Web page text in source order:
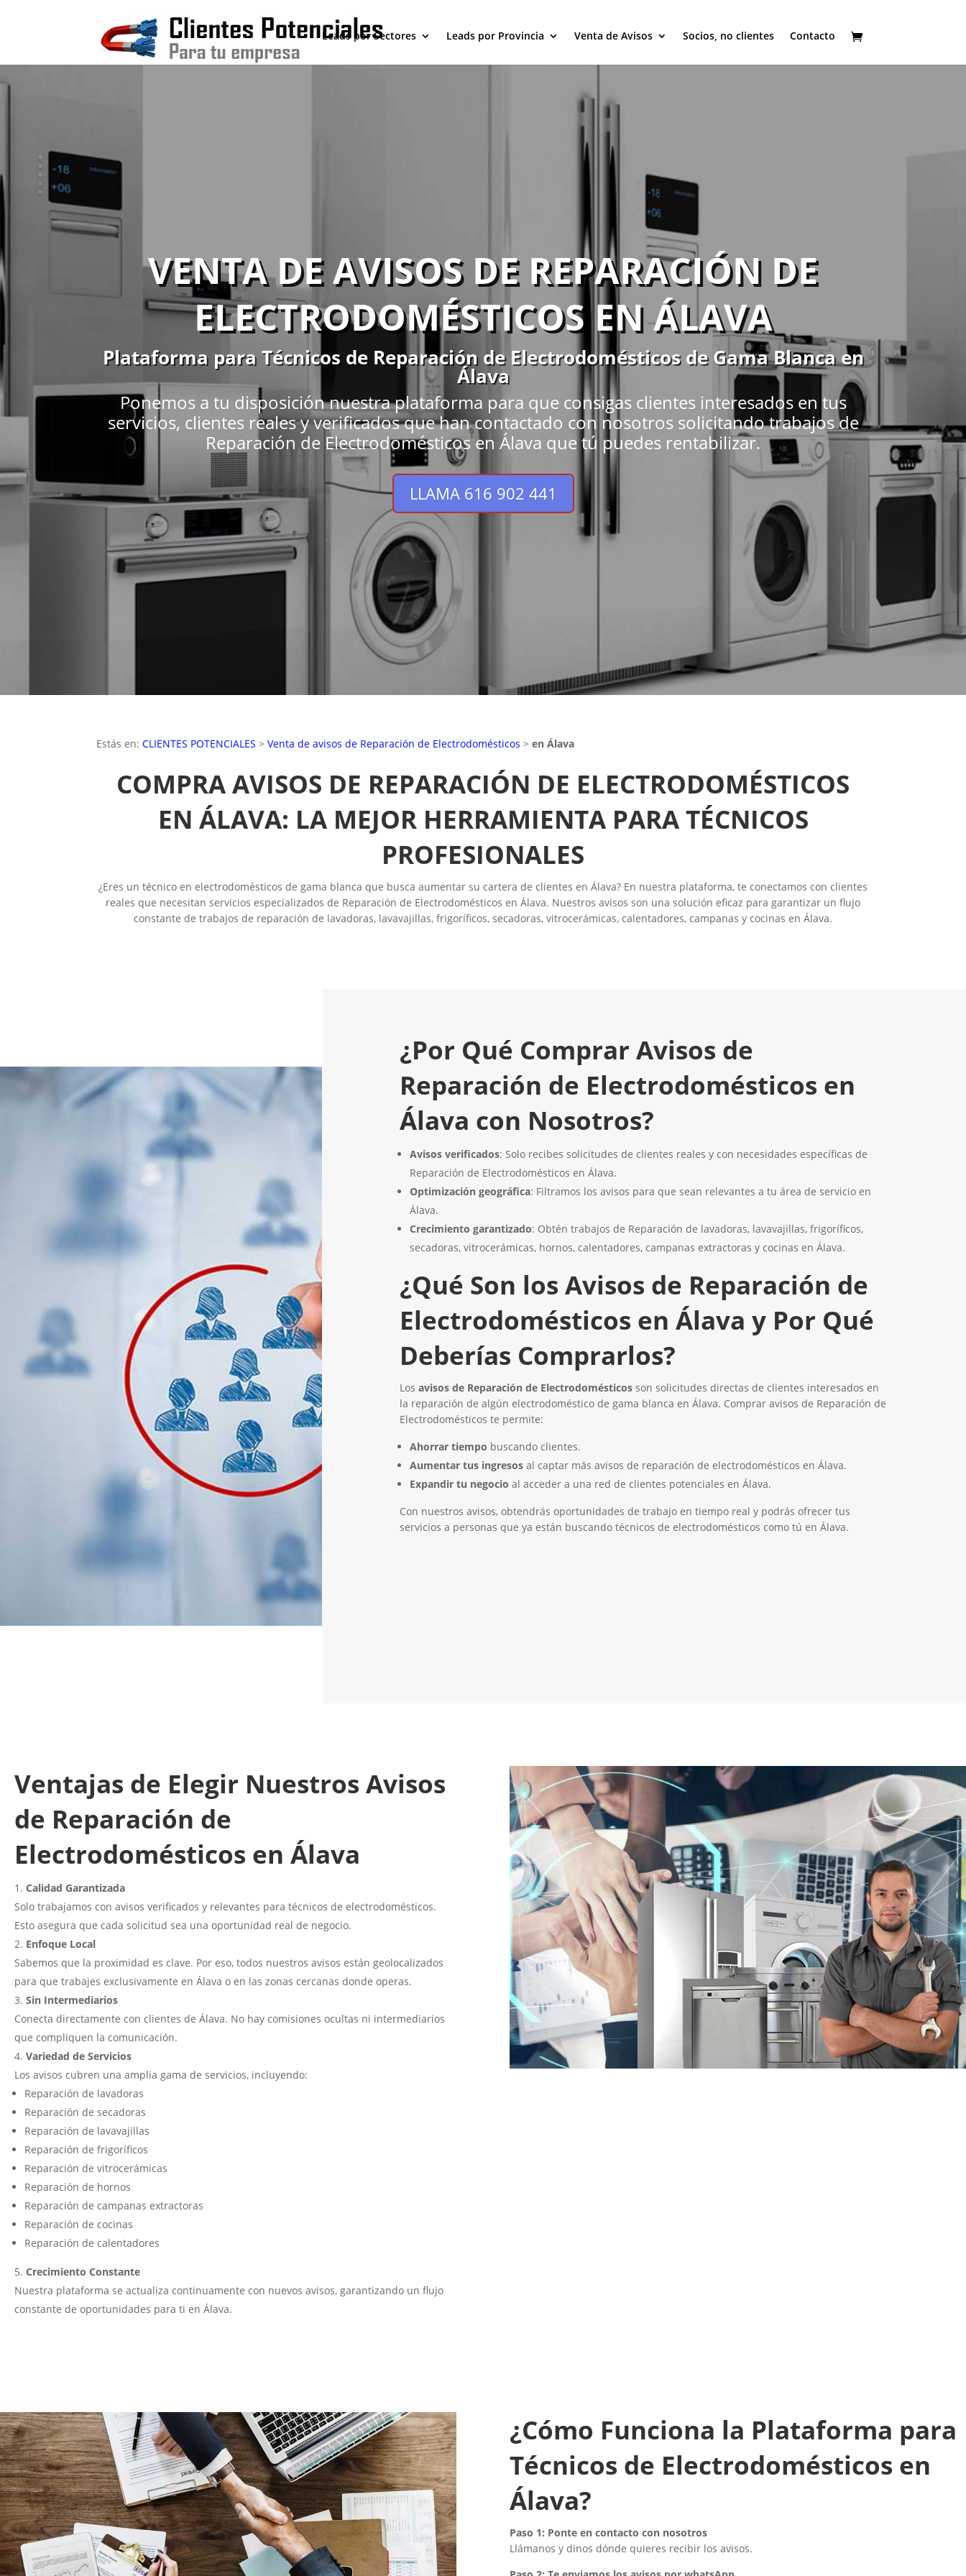
Leads por Sectores Leads por Provincia Venta de Avisos Socios, no clientes Contacto
VENTA DE AVISOS DE REPARACIÓN DE
ELECTRODOMÉSTICOS EN ÁLAVA
Plataforma para Técnicos de Reparación de Electrodomésticos de Gama Blanca en
Álava
Ponemos a tu disposición nuestra plataforma para que consigas clientes interesados en tus
servicios, clientes reales y verificados que han contactado con nosotros solicitando trabajos de
Reparación de Electrodomésticos en Álava que tú puedes rentabilizar.
LLAMA 616 902 441
Estás en:CLIENTES POTENCIALES >Venta de avisos de Reparación de Electrodomésticos >en Álava
COMPRA AVISOS DE REPARACIÓN DE ELECTRODOMÉSTICOS
EN ÁLAVA: LA MEJOR HERRAMIENTA PARA TÉCNICOS
PROFESIONALES
¿Eres un técnico en electrodomésticos de gama blanca que busca aumentar su cartera de clientes en Álava? En nuestra plataforma, te conectamos con clientes
reales que necesitan servicios especializados de Reparación de Electrodomésticos en Álava. Nuestros avisos son una solución eficaz para garantizar un flujo
constante de trabajos de reparación de lavadoras, lavavajillas, frigoríficos, secadoras, vitrocerámicas, calentadores, campanas y cocinas en Álava.
¿Por Qué Comprar Avisos de
Reparación de Electrodomésticos en
Álava con Nosotros?
Avisos verificados: Solo recibes solicitudes de clientes reales y con necesidades específicas de
Reparación de Electrodomésticos en Álava.
Optimización geográfica: Filtramos los avisos para que sean relevantes a tu área de servicio en
Álava.
Crecimiento garantizado: Obtén trabajos de Reparación de lavadoras, lavavajillas, frigoríficos,
secadoras, vitrocerámicas, hornos, calentadores, campanas extractoras y cocinas en Álava.
¿Qué Son los Avisos de Reparación de
Electrodomésticos en Álava y Por Qué
Deberías Comprarlos?
Los avisos de Reparación de Electrodomésticos son solicitudes directas de clientes interesados en
la reparación de algún electrodoméstico de gama blanca en Álava. Comprar avisos de Reparación de
Electrodomésticos te permite:
Ahorrar tiempo buscando clientes.
Aumentar tus ingresosal captar más avisos de reparación de electrodomésticos en Álava.
Expandir tu negocio al acceder a una red de clientes potenciales en Álava.
Con nuestros avisos, obtendrás oportunidades de trabajo en tiempo real y podrás ofrecer tus
servicios a personas que ya están buscando técnicos de electrodomésticos como tú en Álava.
Ventajas de Elegir Nuestros Avisos
de Reparación de
Electrodomésticos en Álava
Calidad Garantizada
Solo trabajamos con avisos verificados y relevantes para técnicos de electrodomésticos.
Esto asegura que cada solicitud sea una oportunidad real de negocio.
Enfoque Local
Sabemos que la proximidad es clave. Por eso, todos nuestros avisos están geolocalizados
para que trabajes exclusivamente en Álava o en las zonas cercanas donde operas.
Sin Intermediarios
Conecta directamente con clientes de Álava. No hay comisiones ocultas ni intermediarios
que compliquen la comunicación.
Variedad de Servicios
Los avisos cubren una amplia gama de servicios, incluyendo:
Reparación de lavadoras
Reparación de secadoras
Reparación de lavavajillas
Reparación de frigoríficos
Reparación de vitrocerámicas
Reparación de hornos
Reparación de campanas extractoras
Reparación de cocinas
Reparación de calentadores
Crecimiento Constante
Nuestra plataforma se actualiza continuamente con nuevos avisos, garantizando un flujo
constante de oportunidades para ti en Álava.
¿Cómo Funciona la Plataforma para
Técnicos de Electrodomésticos en
Álava?
Paso 1: Ponte en contacto con nosotros
Llámanos y dinos dónde quieres recibir los avisos.